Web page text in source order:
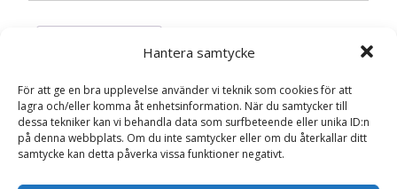
Hantera samtycke
För att ge en bra upplevelse använder vi teknik som cookies för att
lagra och/eller komma åt enhetsinformation. När du samtycker till
dessa tekniker kan vi behandla data som surfbeteende eller unika ID:n
på denna webbplats. Om du inte samtycker eller om du återkallar ditt
samtycke kan detta påverka vissa funktioner negativt.
Recensioner
Det finns inga recensioner än.